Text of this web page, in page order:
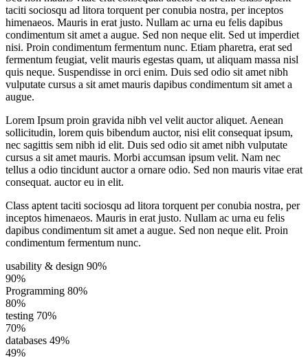
taciti sociosqu ad litora torquent per conubia nostra, per inceptos
himenaeos. Mauris in erat justo. Nullam ac urna eu felis dapibus
condimentum sit amet a augue. Sed non neque elit. Sed ut imperdiet
nisi. Proin condimentum fermentum nunc. Etiam pharetra, erat sed
fermentum feugiat, velit mauris egestas quam, ut aliquam massa nisl
quis neque. Suspendisse in orci enim. Duis sed odio sit amet nibh
vulputate cursus a sit amet mauris dapibus condimentum sit amet a
augue.
Lorem Ipsum proin gravida nibh vel velit auctor aliquet. Aenean
sollicitudin, lorem quis bibendum auctor, nisi elit consequat ipsum,
nec sagittis sem nibh id elit. Duis sed odio sit amet nibh vulputate
cursus a sit amet mauris. Morbi accumsan ipsum velit. Nam nec
tellus a odio tincidunt auctor a ornare odio. Sed non mauris vitae erat
consequat. auctor eu in elit.
Class aptent taciti sociosqu ad litora torquent per conubia nostra, per
inceptos himenaeos. Mauris in erat justo. Nullam ac urna eu felis
dapibus condimentum sit amet a augue. Sed non neque elit. Proin
condimentum fermentum nunc.
usability & design 90%
90%
Programming 80%
80%
testing 70%
70%
databases 49%
49%